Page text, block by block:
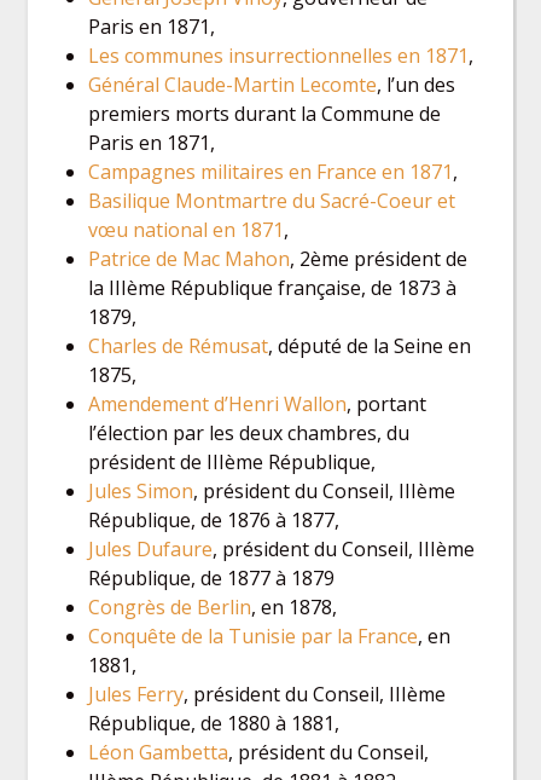
Paris en 1871,
Les communes insurrectionnelles en 1871,
Général Claude-Martin Lecomte, l’un des
premiers morts durant la Commune de
Paris en 1871,
Campagnes militaires en France en 1871,
Basilique Montmartre du Sacré-Coeur et
vœu national en 1871,
Patrice de Mac Mahon, 2ème président de
la IIIème République française, de 1873 à
1879,
Charles de Rémusat, député de la Seine en
1875,
Amendement d’Henri Wallon, portant
l’élection par les deux chambres, du
président de IIIème République,
Jules Simon, président du Conseil, IIIème
République, de 1876 à 1877,
Jules Dufaure, président du Conseil, IIIème
République, de 1877 à 1879
Congrès de Berlin, en 1878,
Conquête de la Tunisie par la France, en
1881,
Jules Ferry, président du Conseil, IIIème
République, de 1880 à 1881,
Léon Gambetta, président du Conseil,